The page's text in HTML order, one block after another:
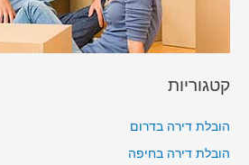
קטגוריות
הובלת דירה בדרום
הובלת דירה בחיפה